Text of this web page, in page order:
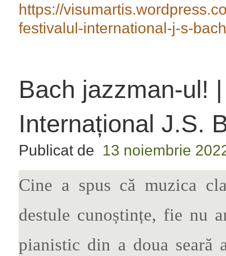
https://
festivalul-international-j-s-
Bach jazzman-ul!
Internațional J.S.
Publicat de 13 noiembrie
Cine a spus că muzica
destule cunoștințe, fie nu
pianistic din a doua seară